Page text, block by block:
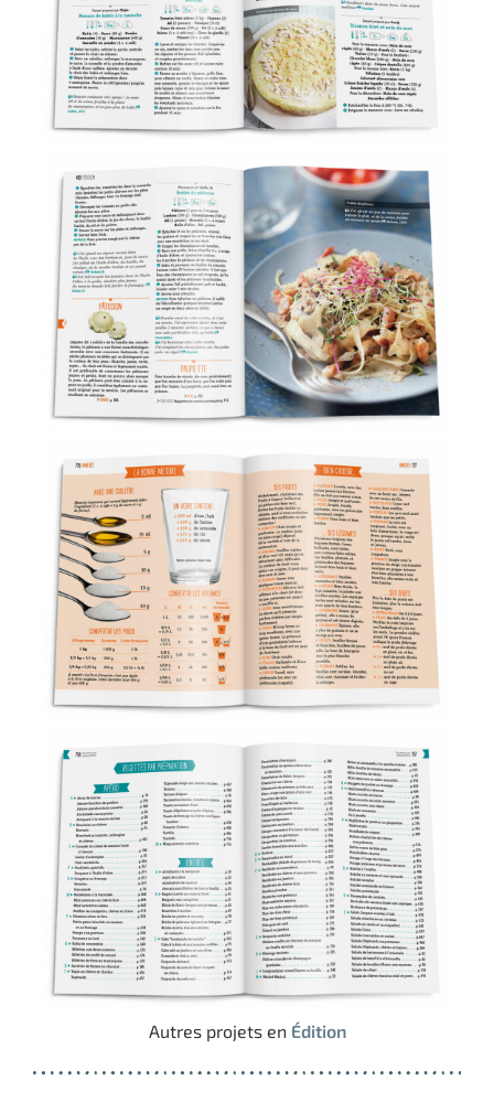
Autres projets en Édition